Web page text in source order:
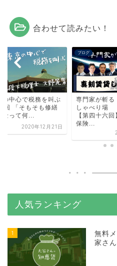
合わせて読みたい！
の中心で税務を叫ぶ
回 「そもそも修繕
金って何...
2020年12月21日
ブログ
専門家が斬る
しゃべり場
【第四十六回
保険...
人気ランキング
1
無料
家さ